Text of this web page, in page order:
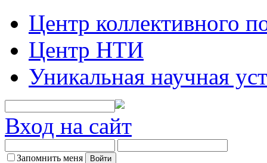
Центр коллективного
Центр НТИ
Уникальная научная
Вход на сайт
Запомнить меня